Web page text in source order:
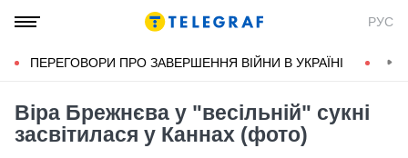
РУС
ПЕРЕГОВОРИ ПРО ЗАВЕРШЕННЯ ВІЙНИ В УКРАЇНІ
Віра Брежнєва у "весільній" сукні
засвітилася у Каннах (фото)